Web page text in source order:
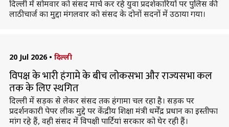
दिल्ली में सोमवार को संसद मार्च कर रहे युवा प्रदर्शकारियों पर पुलिस की
लाठीचार्ज का मुद्दा मंगलवार को संसद के दोनों सदनों में उठाया गया।
20 Jul 2026 • दिल्ली
विपक्ष के भारी हंगामे के बीच लोकसभा और राज्यसभा कल
तक के लिए स्थगित
दिल्ली में सड़क से लेकर संसद तक हंगामा चल रहा है। सड़क पर
प्रदर्शनकारी पेपर लीक मुद्दे पर केंद्रीय शिक्षा मंत्री धर्मेंद्र प्रधान का इस्तीफा
मांग रहे हैं, वही संसद में विपक्षी पार्टियां सरकार को घेर रही हैं।